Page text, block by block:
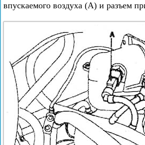
впускаемого воздуха (А) и разъем